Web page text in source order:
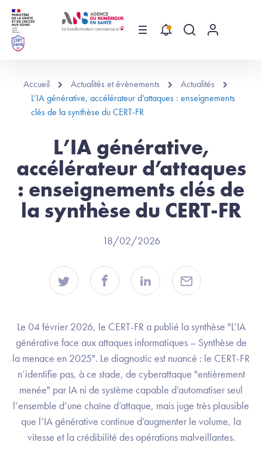
Aller au contenu principal
Menu Recherche
Menu
Accueil Actualités et évènements
Actualités
L’IA générative, accélérateur d’attaques : enseignements
clés de la synthèse du CERT-FR
L’IA générative,
accélérateur d’attaques
: enseignements clés de
la synthèse du CERT-FR
18/02/2026
Le 04 février 2026, le CERT-FR a publié la synthèse "L’IA
générative face aux attaques informatiques – Synthèse de
la menace en 2025". Le diagnostic est nuancé : le CERT-FR
n’identifie pas, à ce stade, de cyberattaque "entièrement
menée" par IA ni de système capable d’automatiser seul
l’ensemble d’une chaîne d’attaque, mais juge très plausible
que l’IA générative continue d’augmenter le volume, la
vitesse et la crédibilité des opérations malveillantes.